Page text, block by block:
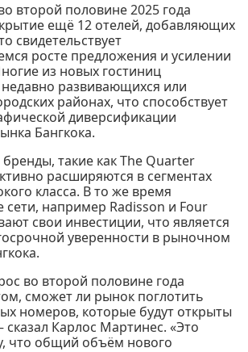
второй половине 2025 года
ещё 12 отелей, добавляющих
свидетельствует
росте предложения и усилении
из новых гостиниц
развивающихся или
районах, что способствует
диверсификации
Бангкока.
такие как The Quarter
расширяются в сегментах
класса. В то же время
например Radisson и Four
свои инвестиции, что является
уверенности в рыночном
во второй половине года
сможет ли рынок поглотить
номеров, которые будут открыты
сказал Карлос Мартинес. «Это
что общий объём нового